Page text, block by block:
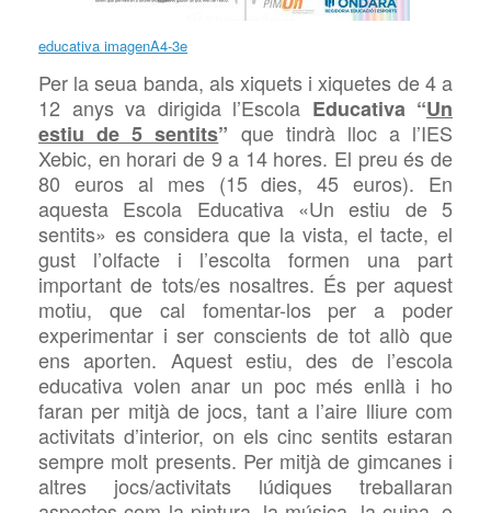
educativa imagenA4-3e
Per la seua banda, als xiquets i xiquetes de 4 a
12 anys va dirigida l’Escola Educativa “Un
estiu de 5 sentits” que tindrà lloc a l’IES
Xebic, en horari de 9 a 14 hores. El preu és de
80 euros al mes (15 dies, 45 euros). En
aquesta Escola Educativa «Un estiu de 5
sentits» es considera que la vista, el tacte, el
gust l’olfacte i l’escolta formen una part
important de tots/es nosaltres. És per aquest
motiu, que cal fomentar-los per a poder
experimentar i ser conscients de tot allò que
ens aporten. Aquest estiu, des de l’escola
educativa volen anar un poc més enllà i ho
faran per mitjà de jocs, tant a l’aire lliure com
activitats d’interior, on els cinc sentits estaran
sempre molt presents. Per mitjà de gimcanes i
altres jocs/activitats lúdiques treballaran